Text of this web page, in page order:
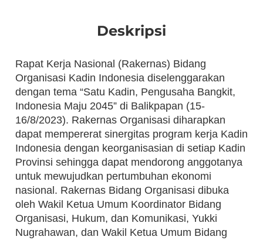
Deskripsi
Rapat Kerja Nasional (Rakernas) Bidang
Organisasi Kadin Indonesia diselenggarakan
dengan tema “Satu Kadin, Pengusaha Bangkit,
Indonesia Maju 2045” di Balikpapan (15-
16/8/2023). Rakernas Organisasi diharapkan
dapat mempererat sinergitas program kerja Kadin
Indonesia dengan keorganisasian di setiap Kadin
Provinsi sehingga dapat mendorong anggotanya
untuk mewujudkan pertumbuhan ekonomi
nasional. Rakernas Bidang Organisasi dibuka
oleh Wakil Ketua Umum Koordinator Bidang
Organisasi, Hukum, dan Komunikasi, Yukki
Nugrahawan, dan Wakil Ketua Umum Bidang